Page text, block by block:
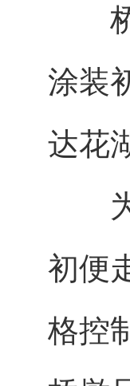
桥
涂装
达花
为
初便
格控